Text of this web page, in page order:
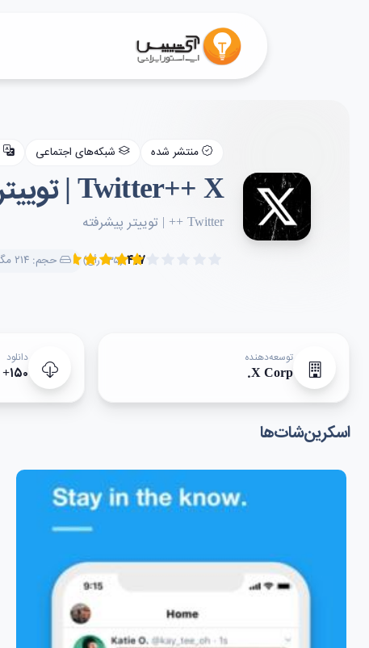
منتشر شده شبکه‌های اجتماعی
Twitter++ X | توییتر پیشرفته
Twitter ++ | توییتر پیشرفته
۴.۷ (۲۳۵ رأی) حجم: ۲۱۴ مگابایت
توسعه‌دهنده
X Corp.
دانلود
۱۵۰+
اسکرین‌شات‌ها